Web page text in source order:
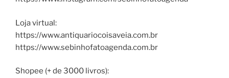
Loja virtual:
https://www.antiquariocoisaveia.com.br
https://www.sebinhofatoagenda.com.br
Shopee (+ de 3000 livros):